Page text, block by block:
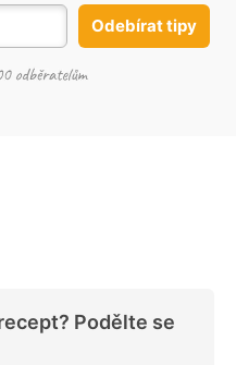
Odebírat tipy
Podělte se